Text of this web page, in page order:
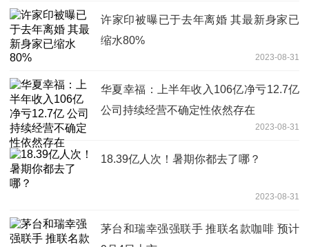
许家印被曝已于去年离婚 其最新身家已
缩水80%
2023-08-31
华夏幸福：上半年收入106亿净亏12.7亿
公司持续经营不确定性依然存在
2023-08-31
18.39亿人次！暑期你都去了哪？
2023-08-31
茅台和瑞幸强强联手 推联名款咖啡 预计